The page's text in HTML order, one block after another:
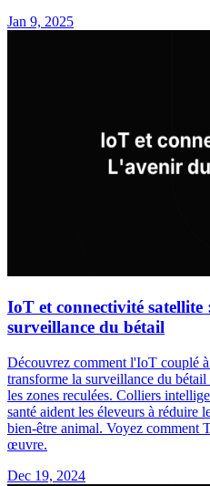
Jan 9, 2025
IoT et connectivité
surveillance du bétail
Découvrez comment l'IoT couplé
transforme la surveillance du
les zones reculées. Colliers
santé aident les éleveurs à réduire
bien-être animal. Voyez comment
œuvre.
Dec 19, 2024